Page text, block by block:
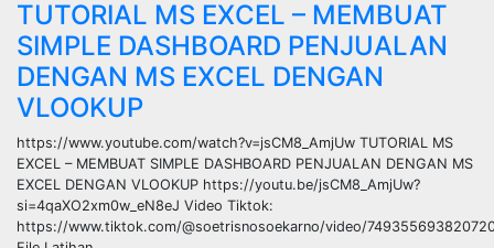
TUTORIAL MS EXCEL – MEMBUAT
SIMPLE DASHBOARD PENJUALAN
DENGAN MS EXCEL DENGAN
VLOOKUP
https://www.youtube.com/watch?v=jsCM8_AmjUw TUTORIAL MS
EXCEL – MEMBUAT SIMPLE DASHBOARD PENJUALAN DENGAN MS
EXCEL DENGAN VLOOKUP https://youtu.be/jsCM8_AmjUw?
si=4qaXO2xm0w_eN8eJ Video Tiktok:
https://www.tiktok.com/@soetrisnosoekarno/video/